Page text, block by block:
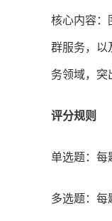
核心内容
群服务，以
务领域，突
评分规则
单选题：每
多选题：每